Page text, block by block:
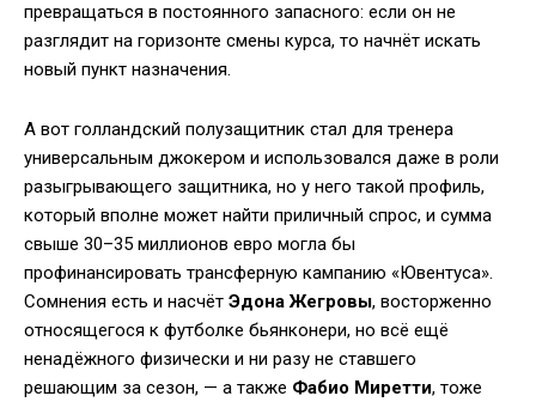
превращаться в постоянного запасного: если он не
разглядит на горизонте смены курса, то начнёт искать
новый пункт назначения.
А вот голландский полузащитник стал для тренера
универсальным джокером и использовался даже в роли
разыгрывающего защитника, но у него такой профиль,
который вполне может найти приличный спрос, и сумма
свыше 30–35 миллионов евро могла бы
профинансировать трансферную кампанию «Ювентуса».
Сомнения есть и насчёт Эдона Жегровы, восторженно
относящегося к футболке бьянконери, но всё ещё
ненадёжного физически и ни разу не ставшего
решающим за сезон, — а также Фабио Миретти, тоже